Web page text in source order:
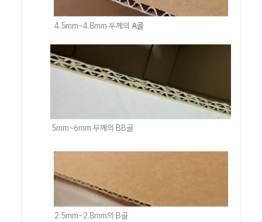
4.5mm~4.8mm 두께의 A골
5mm~6mm 두께의 BB골
2.5mm~2.8mm의 B골